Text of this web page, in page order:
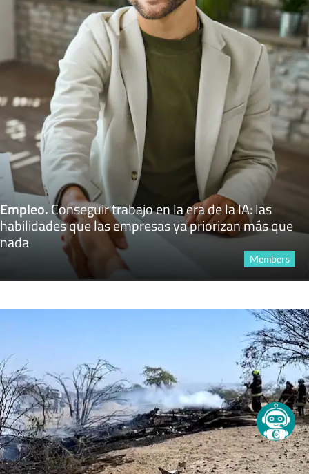
Empleo.Conseguir trabajo en la era de la IA: las
habilidades que las empresas ya priorizan más que
nada
Members